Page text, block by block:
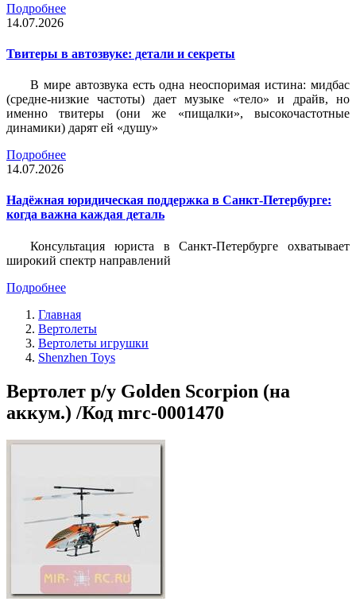
Подробнее
14.07.2026
Твитеры в автозвуке: детали и секреты
В мире автозвука есть одна неоспоримая истина: мидбас
(средне-низкие частоты) дает музыке «тело» и драйв, но
именно твитеры (они же «пищалки», высокочастотные
динамики) дарят ей «душу»
Подробнее
14.07.2026
Надёжная юридическая поддержка в Санкт-Петербурге:
когда важна каждая деталь
Консультация юриста в Санкт-Петербурге охватывает
широкий спектр направлений
Подробнее
Главная
Вертолеты
Вертолеты игрушки
Shenzhen Toys
Вертолет р/у Golden Scorpion (на
аккум.) /Код mrc-0001470